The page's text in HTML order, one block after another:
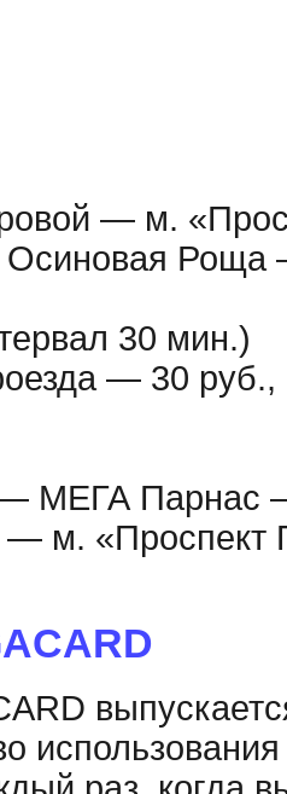
— м.
Осиновая
30 мин.)
— 30 руб.,
МЕГА
м.